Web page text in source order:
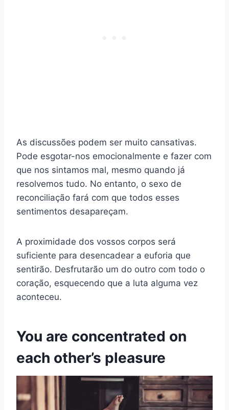
As discussões podem ser muito cansativas.
Pode esgotar-nos emocionalmente e fazer com
que nos sintamos mal, mesmo quando já
resolvemos tudo. No entanto, o sexo de
reconciliação fará com que todos esses
sentimentos desapareçam.
A proximidade dos vossos corpos será
suficiente para desencadear a euforia que
sentirão. Desfrutarão um do outro com todo o
coração, esquecendo que a luta alguma vez
aconteceu.
You are concentrated on
each other’s pleasure